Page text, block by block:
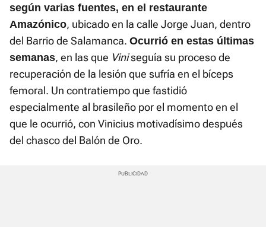
según varias fuentes, en el restaurante
Amazónico, ubicado en la calle Jorge Juan, dentro
del Barrio de Salamanca. Ocurrió en estas últimas
semanas, en las que Viniseguía su proceso de
recuperación de la lesión que sufría en el bíceps
femoral. Un contratiempo que fastidió
especialmente al brasileño por el momento en el
que le ocurrió, con Vinicius motivadísimo después
del chasco del Balón de Oro.